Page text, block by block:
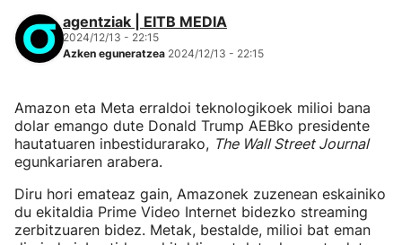
agentziak | EITB MEDIA
2024/12/13 - 22:15
Azken eguneratzea 2024/12/13 - 22:15
Amazon eta Meta erraldoi teknologikoek milioi bana
dolar emango dute Donald Trump AEBko presidente
hautatuaren inbestidurarako, The Wall Street Journal
egunkariaren arabera.
Diru hori emateaz gain, Amazonek zuzenean eskainiko
du ekitaldia Prime Video Internet bidezko streaming
zerbitzuaren bidez. Metak, bestalde, milioi bat eman